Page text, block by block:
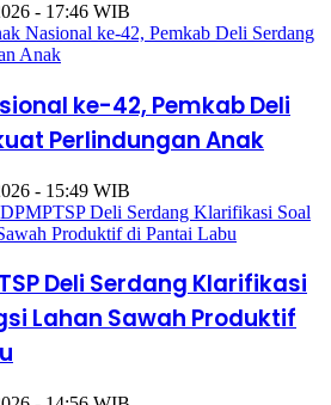
- 17:46 WIB
ke-42, Pemkab Deli
Perlindungan Anak
- 15:49 WIB
Deli Serdang Klarifikasi
Lahan Sawah Produktif